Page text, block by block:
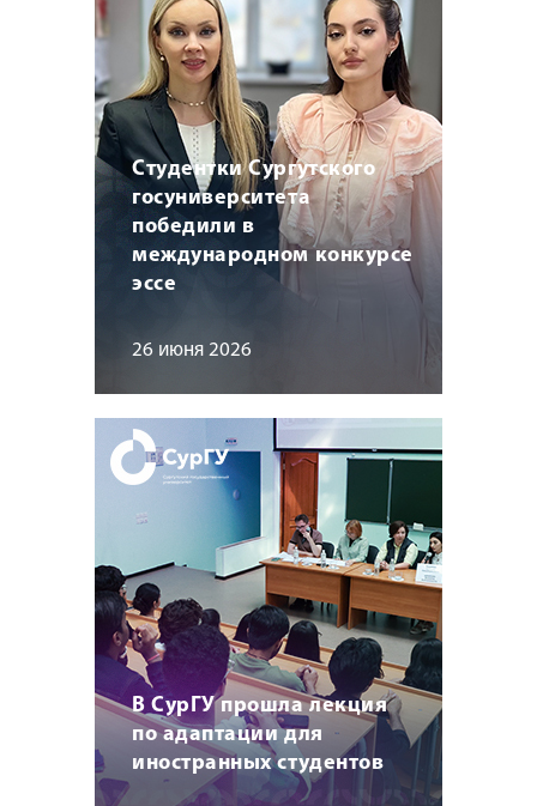
Студентки Сургутского
госуниверситета
победили в
международном конкурсе
эссе
26 июня 2026
В СурГУ прошла лекция
по адаптации для
иностранных студентов